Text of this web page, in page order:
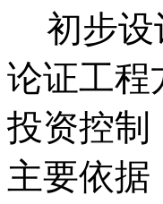
初步设
论证工
投资控制
主要依